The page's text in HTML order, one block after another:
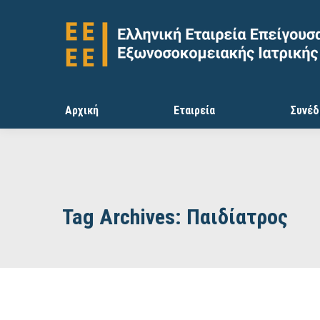
Αρχική Εταιρεία
Tag Archives: Παιδίατρος